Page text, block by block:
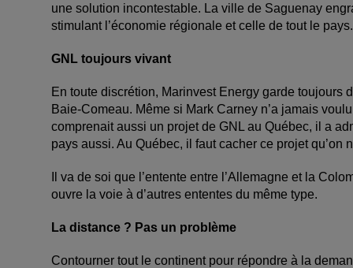
une solution incontestable. La ville de Saguenay
stimulant l’économie régionale et celle de tout le pays.
GNL toujours vivant
En toute discrétion, Marinvest Energy garde toujours
Baie-Comeau. Même si Mark Carney n’a jamais
comprenait aussi un projet de GNL au Québec, il a
pays aussi. Au Québec, il faut cacher ce projet qu’on
Il va de soi que l’entente entre l’Allemagne et la
ouvre la voie à d’autres ententes du même type.
La distance ? Pas un problème
Contourner tout le continent pour répondre à la